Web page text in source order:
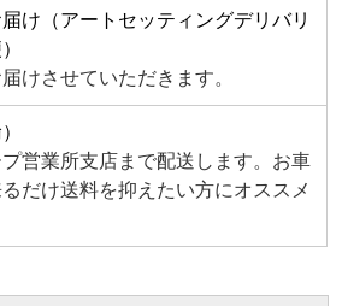
け（アートセッティングデリバリ
けさせていただきます。
営業所支店まで配送します。お車
だけ送料を抑えたい方にオススメ